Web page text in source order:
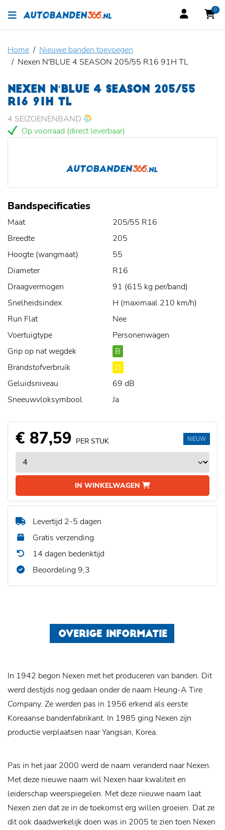
0
Home
Nieuwe banden toevoegen
Nexen N'BLUE 4 SEASON 205/55 R16 91H TL
NEXEN N'BLUE 4 SEASON 205/55
R16 91H TL
4 SEIZOENENBAND
Op voorraad (direct leverbaar)
Bandspecificaties
Maat
205/55 R16
Breedte
205
Hoogte (wangmaat)
55
Diameter
R16
Draagvermogen
91 (615 kg per/band)
Snelheidsindex
H (maximaal 210 km/h)
Run Flat
Nee
Voertuigtype
Personenwagen
Grip op nat wegdek
B
Brandstofverbruik
D
Geluidsniveau
69 dB
Sneeuwvloksymbool
Ja
€ 87,59 PER STUK
IN WINKELWAGEN
NIEUW
Levertijd 2-5 dagen
Gratis verzending
14 dagen bedenktijd
Beoordeling 9,3
OVERIGE INFORMATIE
In 1942 begon Nexen met het produceren van banden. Dit
werd destijds nog gedaan onder de naam Heung-A Tire
Company. Ze werden pas in 1956 erkend als eerste
Koreaanse bandenfabrikant. In 1985 ging Nexen zijn
productie verplaatsen naar Yangsan, Korea.
Pas in het jaar 2000 werd de naam veranderd naar Nexen.
Met deze nieuwe naam wil Nexen haar kwaliteit en
leiderschap weerspiegelen. Met deze nieuwe naam laat
Nexen zien dat ze in de toekomst erg willen groeien. Dat ze
dit ook daadwerkelijk doen was in 2005 te zien toen Nexen